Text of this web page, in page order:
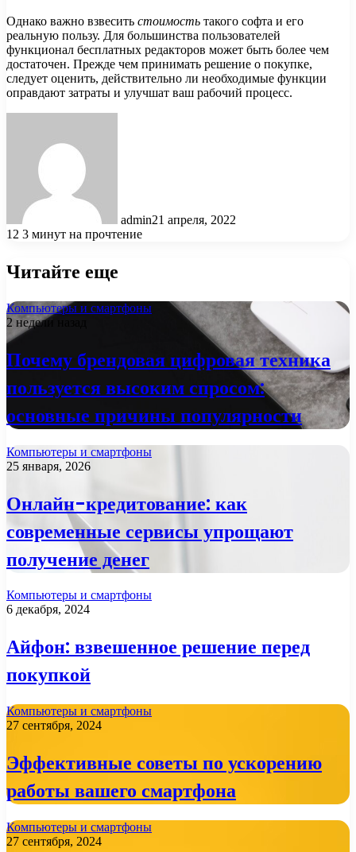
Однако важно взвесить стоимость такого софта и его
реальную пользу. Для большинства пользователей
функционал бесплатных редакторов может быть более чем
достаточен. Прежде чем принимать решение о покупке,
следует оценить, действительно ли необходимые функции
оправдают затраты и улучшат ваш рабочий процесс.
admin21 апреля, 2022
12 3 минут на прочтение
Читайте еще
Компьютеры и смартфоны
2 недели назад
Почему брендовая цифровая техника
пользуется высоким спросом:
основные причины популярности
Компьютеры и смартфоны
25 января, 2026
Онлайн-кредитование: как
современные сервисы упрощают
получение денег
Компьютеры и смартфоны
6 декабря, 2024
Айфон: взвешенное решение перед
покупкой
Компьютеры и смартфоны
27 сентября, 2024
Эффективные советы по ускорению
работы вашего смартфона
Компьютеры и смартфоны
27 сентября, 2024